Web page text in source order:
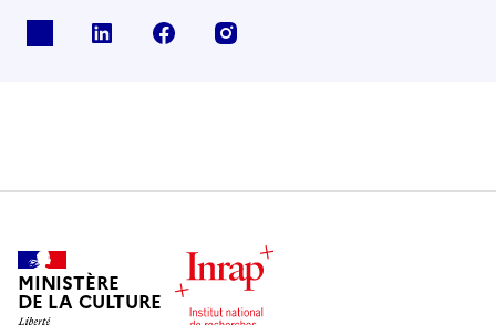
Linkedin Facebook
MINISTÈRE
DE LA CULTURE